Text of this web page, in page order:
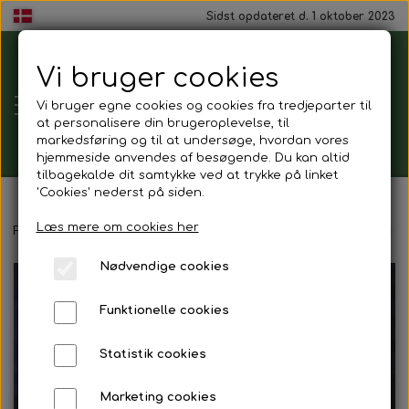
Sidst opdateret d. 1 oktober 2023
Tårnborg
Forsamlingshus
Gavekort
Mad ud af huset
Mindestund
Forside Mad ud af huset Smørrebrød
Vi bruger cookies
Vi bruger egne cookies og cookies fra tredjeparter til
at personalisere din brugeroplevelse, til
markedsføring og til at undersøge, hvordan vores
hjemmeside anvendes af besøgende. Du kan altid
tilbagekalde dit samtykke ved at trykke på linket
'Cookies' nederst på siden.
Læs mere om cookies her
Nødvendige cookies
Funktionelle cookies
Statistik cookies
Marketing cookies